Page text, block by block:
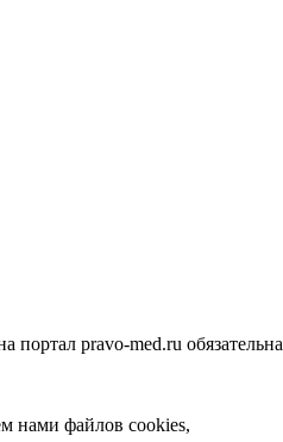
портал pravo-med.ru обязательна
нами файлов cookies,